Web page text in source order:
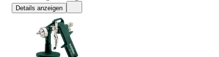
Details anzeigen